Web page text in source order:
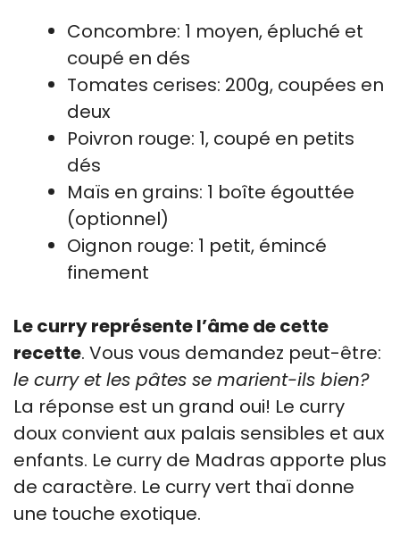
Concombre: 1 moyen, épluché et
coupé en dés
Tomates cerises: 200g, coupées en
deux
Poivron rouge: 1, coupé en petits
dés
Maïs en grains: 1 boîte égouttée
(optionnel)
Oignon rouge: 1 petit, émincé
finement
Le curry représente l’âme de cette
recette. Vous vous demandez peut-être:
le curry et les pâtes se marient-ils bien?
La réponse est un grand oui! Le curry
doux convient aux palais sensibles et aux
enfants. Le curry de Madras apporte plus
de caractère. Le curry vert thaï donne
une touche exotique.